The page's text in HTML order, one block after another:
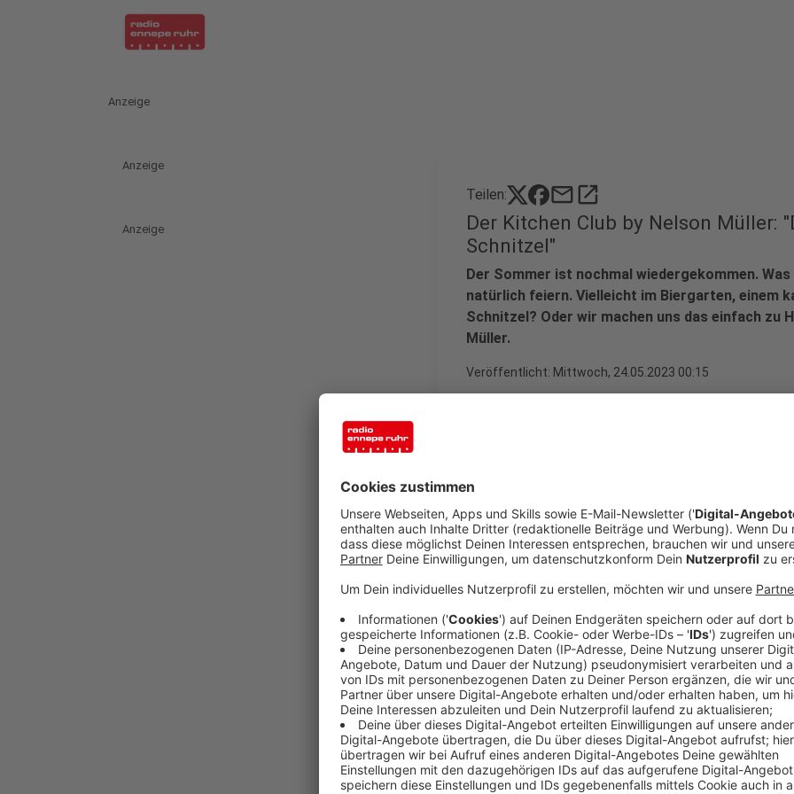
Anzeige
Anzeige
Anzeige
Teilen: mailopen_in_new
Der Kitchen Club by Nelson Müller:
Schnitzel"
Der Sommer ist nochmal wiedergekommen.
natürlich feiern. Vielleicht im Biergarten, einem
Schnitzel? Oder wir machen uns das einfach zu
Müller.
Veröffentlicht: Mittwoch, 24.05.2023 00:15
Comedy
Der Kitchen Club by Nelson
Anzeige
Das Rezept: "Das perfekte Wiener
Anzeige
Für das Schnitzel